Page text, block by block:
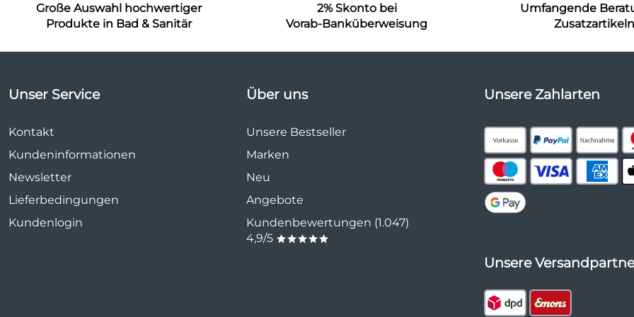
Große Auswahl hochwertiger
Produkte in Bad & Sanitär
2% Skonto bei
Vorab-Banküberweisung
Umfangende
Zusatzartikeln
Unser Service
Kontakt
Kundeninformationen
Newsletter
Lieferbedingungen
Kundenlogin
Über uns
Unsere Bestseller
Marken
Neu
Angebote
Kundenbewertungen (1.047)
4,9/5 *****
Unsere Zahlarten
Unsere